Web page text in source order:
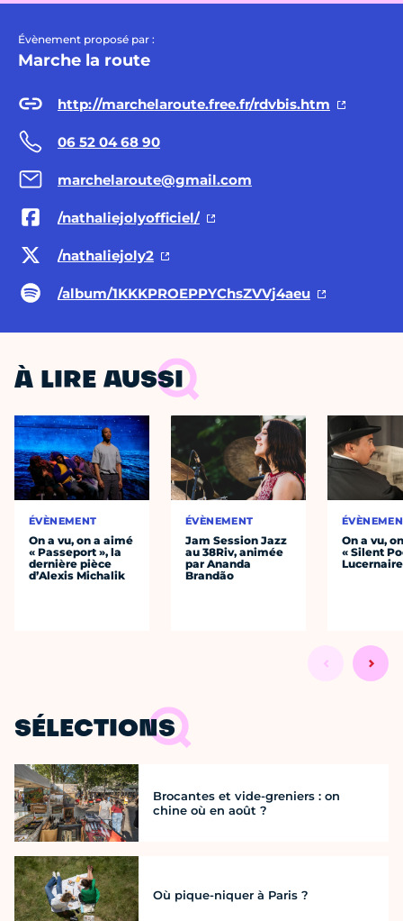
Évènement proposé par :
Marche la route
http://marchelaroute.free.fr/rdvbis.htm
06 52 04 68 90
marchelaroute@gmail.com
/nathaliejolyofficiel/
/nathaliejoly2
/album/1KKKPROEPPYChsZVVj4aeu
À LIRE AUSSI
ÉVÈNEMENT
On a vu, on a aimé
« Passeport », la
dernière pièce
d’Alexis Michalik
ÉVÈNEMENT
Jam Session Jazz
au 38Riv, animée
par Ananda
Brandão
On a vu,
« Silent
Lucernaire
SÉLECTIONS
Brocantes et vide-greniers : on
chine où en août ?
Où pique-niquer à Paris ?